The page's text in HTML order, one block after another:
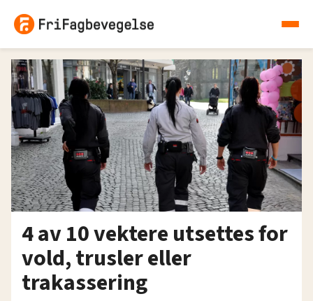
4 av 10 vektere utsettes for
vold, trusler eller
trakassering